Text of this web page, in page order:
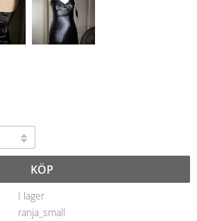
KÖP
I lager
ranja_small